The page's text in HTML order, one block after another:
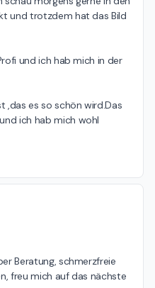
und trotzdem hat das Bild
und ich hab mich in der
,das es so schön wird.Das
ich hab mich wohl
Beratung, schmerzfreie
freu mich auf das nächste